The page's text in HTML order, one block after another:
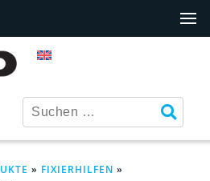
» FIXIERHILFEN »